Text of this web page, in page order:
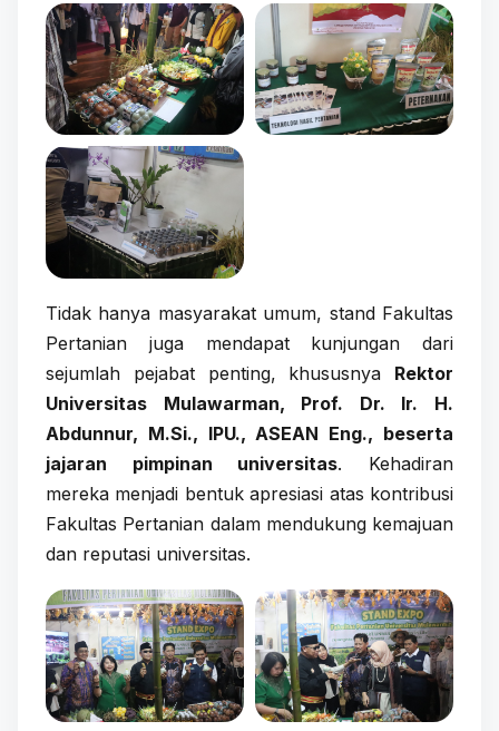
Tidak hanya masyarakat umum, stand Fakultas
Pertanian juga mendapat kunjungan dari
sejumlah pejabat penting, khususnya Rektor
Universitas Mulawarman, Prof. Dr. Ir. H.
Abdunnur, M.Si., IPU., ASEAN Eng., beserta
jajaran pimpinan universitas. Kehadiran
mereka menjadi bentuk apresiasi atas kontribusi
Fakultas Pertanian dalam mendukung kemajuan
dan reputasi universitas.